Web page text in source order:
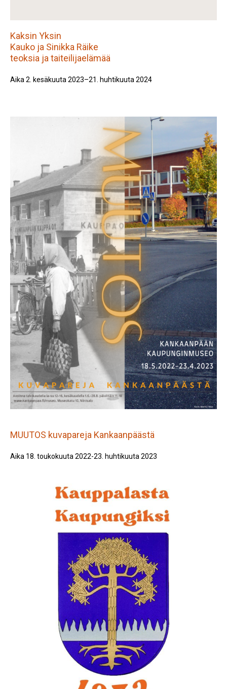
Kaksin Yksin
Kauko ja Sinikka Räike
teoksia ja taiteilijaelämää
Aika 2. kesäkuuta 2023–21. huhtikuuta 2024
MUUTOS kuvapareja Kankaanpäästä
Aika 18. toukokuuta 2022-23. huhtikuuta 2023